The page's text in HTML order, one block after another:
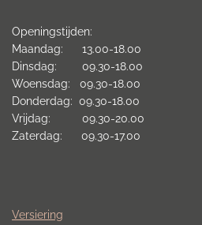
Openingstijden:
Maandag: 13.00-18.00
Dinsdag: 09.30-18.00
Woensdag: 09.30-18.00
Donderdag: 09.30-18.00
Vrijdag: 09.30-20.00
Zaterdag: 09.30-17.00
Versiering